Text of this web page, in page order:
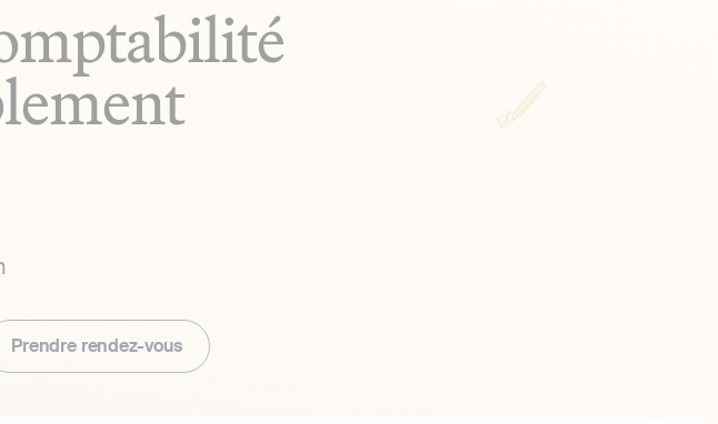
Prendre rendez-vous